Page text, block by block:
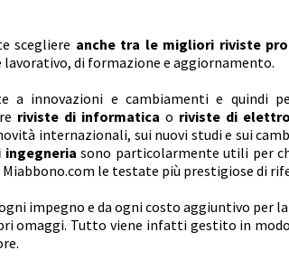
scegliere anche tra le migliori riviste
di formazione e aggiornamento.
a innovazioni e cambiamenti e quindi
riviste di informatica o riviste di
internazionali, sui nuovi studi e sui
ingegneria sono particolarmente utili per
le testate più prestigiose di
impegno e da ogni costo aggiuntivo per
omaggi. Tutto viene infatti gestito in